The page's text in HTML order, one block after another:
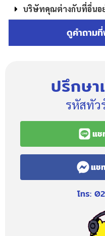
บริษัทคุณต่างกับที่อื่นอย่
ดูคำถาม
ปรึกษา
รหัสทัว
แช
แช
โทร: